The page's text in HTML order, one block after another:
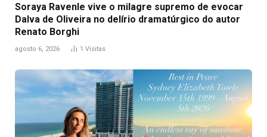
Soraya Ravenle vive o milagre supremo de evocar
Dalva de Oliveira no delírio dramatúrgico do autor
Renato Borghi
agosto 6, 2026 1 Visitas